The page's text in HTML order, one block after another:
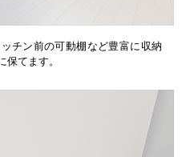
チン前の可動棚など豊富に収納
てます。